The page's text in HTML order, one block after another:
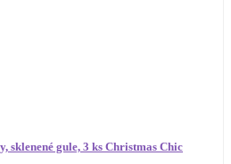
sklenené gule, 3 ks Christmas Chic